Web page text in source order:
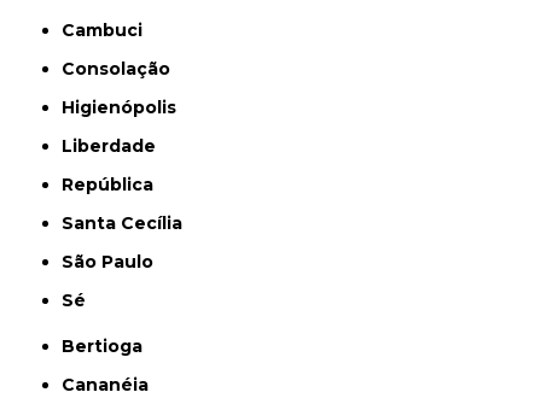
Cambuci
Consolação
Higienópolis
Liberdade
República
Santa Cecília
São Paulo
Sé
Bertioga
Cananéia